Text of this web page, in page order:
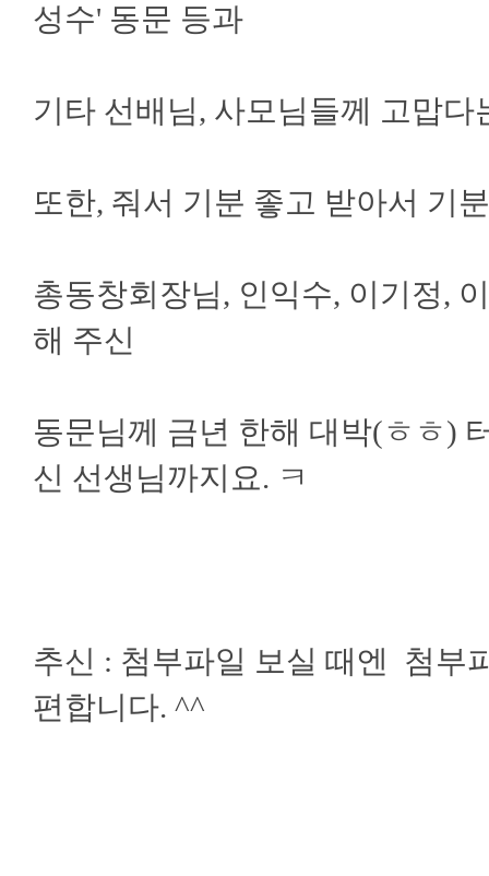
성수' 동문 등과
기타 선배님, 사모님들께 고맙
또한, 줘서 기분 좋고 받아서 기
총동창회장님, 인익수, 이기정,
해 주신
동문님께 금년 한해 대박(ㅎㅎ)
신 선생님까지요. ㅋ
추신 : 첨부파일 보실 때엔 첨부
편합니다. ^^